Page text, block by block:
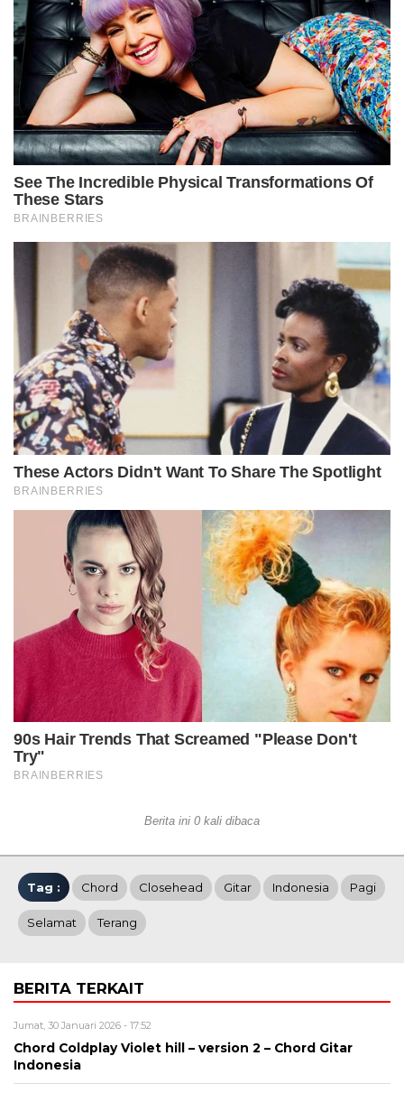
Berita ini 0 kali dibaca
Tag : Chord Closehead Gitar Indonesia Pagi
Selamat Terang
BERITA TERKAIT
Jumat, 30 Januari 2026 - 17:52
Chord Coldplay Violet hill – version 2 – Chord Gitar
Indonesia